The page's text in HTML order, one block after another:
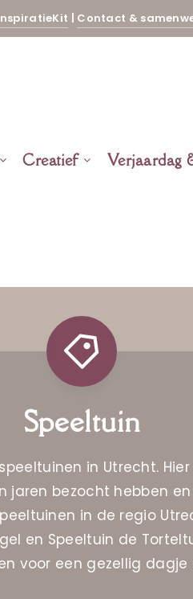
| Contact &
Creatief Verjaardag
Speeltuin
in Utrecht.
jaren bezocht hebben
in de regio
en Speeltuin de
voor een gezellig